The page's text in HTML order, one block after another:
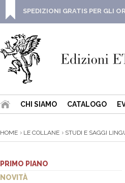
SPEDIZIONI GRATIS PER GLI
CHI SIAMO CATALOGO
HOME LE COLLANE STUDI E SAGGI
PRIMO PIANO
NOVITÀ